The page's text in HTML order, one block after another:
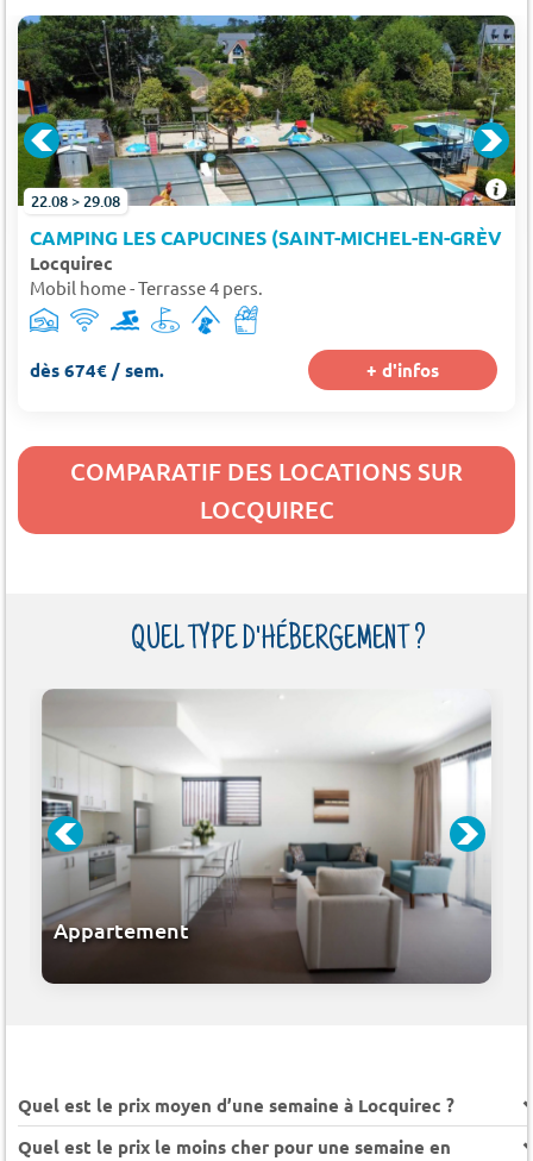
6 KM)
22.08 > 29.08
CAMPING LES CAPUCINES (SAINT-MICHEL-EN-GRÈVE
Locquirec
Mobil home - Terrasse 4 pers.
dès 674€ / sem. + d'infos
COMPARATIF DES LOCATIONS SUR
LOCQUIREC
QUEL TYPE D'HÉBERGEMENT ?
Appartement
Quel est le prix moyen d’une semaine à Locquirec ?
Quel est le prix le moins cher pour une semaine en